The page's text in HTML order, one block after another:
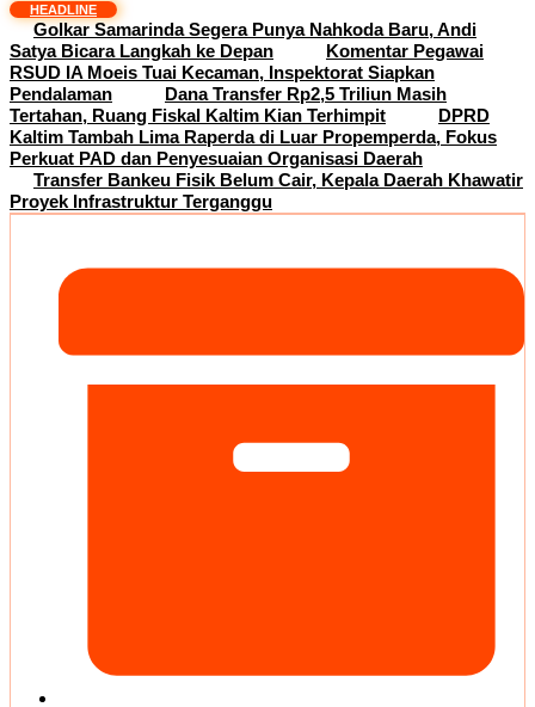
HEADLINE
Golkar Samarinda Segera Punya Nahkoda Baru, Andi
Satya Bicara Langkah ke Depan
Komentar Pegawai
RSUD IA Moeis Tuai Kecaman, Inspektorat Siapkan
Pendalaman
Dana Transfer Rp2,5 Triliun Masih
Tertahan, Ruang Fiskal Kaltim Kian Terhimpit
DPRD
Kaltim Tambah Lima Raperda di Luar Propemperda, Fokus
Perkuat PAD dan Penyesuaian Organisasi Daerah
Transfer Bankeu Fisik Belum Cair, Kepala Daerah Khawatir
Proyek Infrastruktur Terganggu